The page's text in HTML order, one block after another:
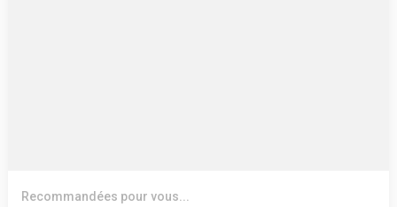
Recommandées pour vous...